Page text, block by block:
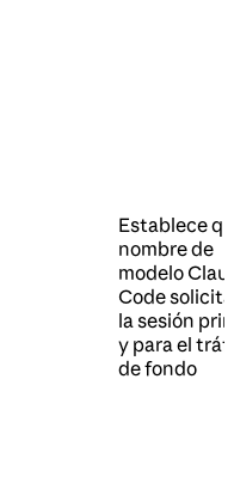
Establece
nombre de
modelo
Code
la sesión
y para el
de fondo